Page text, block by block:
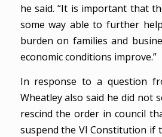
he said. “It is important that
some way able to further
burden on families and
economic conditions improve.”
In response to a question
Wheatley also said he did not
rescind the order in council
suspend the VI Constitution if